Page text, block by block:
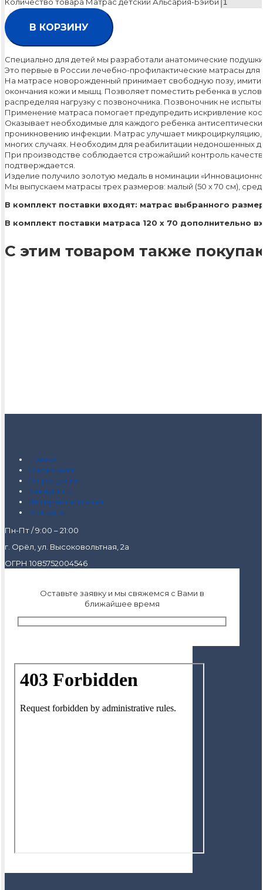
В КОРЗИНУ
Специально для детей мы разработали анатомические подушки
Это первые в России лечебно-профилактические матрасы
На матрасе новорожденный принимает свободную позу,
окончания кожи и мышц. Позволяет поместить ребенка в
распределяя нагрузку с позвоночника. Позвоночник не
Применение матраса помогает предупредить искривление
Оказывает необходимые для каждого ребенка
проникновению инфекции. Матрас улучшает
многих случаях. Необходим для реабилитации недоношенных
При производстве соблюдается строжайший контроль
подтверждается.
Изделие получило золотую медаль в номинации
Мы выпускаем матрасы трех размеров: малый (50 х 70 см),
В комплект поставки входят: матрас выбранного
В комплект поставки матраса 120 х 70 дополнительно
С этим товаром также
Главная
О компании
О продукции
Как купить
Интернет-магазин
Контакты
Пн-Пт / 9:00 – 21:00
г. Орёл, ул. Высоковольтная, 2а
ОГРН 1085752004546
Оставьте заявку и мы свяжемся с Вами в
ближайшее время